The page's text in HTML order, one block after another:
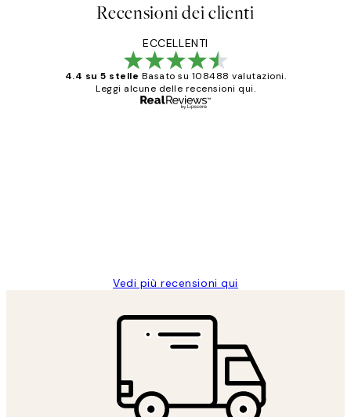
Recensioni dei clienti
ECCELLENTI
4.4 su 5 stelle Basato su 108488 valutazioni.
Leggi alcune delle recensioni qui.
Vedi più recensioni qui